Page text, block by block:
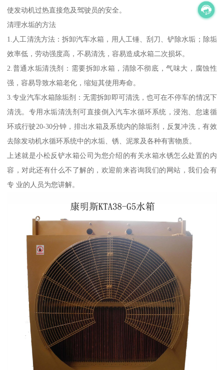
使发动机过热直接危及驾驶员的安全。
清理水垢的方法
1.人工清洗方法：拆卸汽车水箱，用人工锤、刮刀、铲除水垢；除垢
效率低，劳动强度高，不易清洗，容易造成水箱二次损坏。
2.普通水垢清洗剂：需要拆卸水箱，清除不彻底，气味大，腐蚀性
强，容易导致水箱老化，缩短其使用寿命。
3.专业汽车水箱除垢剂：无需拆卸即可清洗，也可在不停车的情况下
清洗。专用水垢清洗剂可直接倒入汽车水循环系统，浸泡、怠速循
环或行驶20-30分钟，排出水箱及系统内的除垢剂，反复冲洗，有效
去除发动机水循环系统中的水垢、锈、泥浆及各种有害物质。
上述就是小松反铲水箱公司为您介绍的有关水箱水锈怎么处置的内
容，对此还有什么不了解的，欢迎前来咨询我们的网站，我们会有
专 业的人员为您讲解。